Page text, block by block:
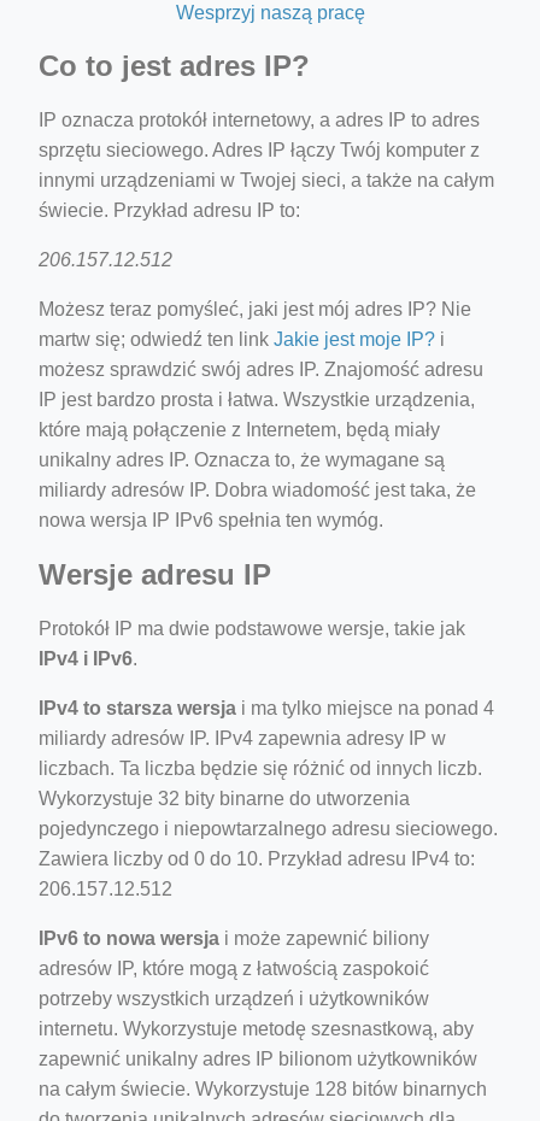
Wesprzyj naszą pracę
Co to jest adres IP?
IP oznacza protokół internetowy, a adres IP to adres
sprzętu sieciowego. Adres IP łączy Twój komputer z
innymi urządzeniami w Twojej sieci, a także na całym
świecie. Przykład adresu IP to:
206.157.12.512
Możesz teraz pomyśleć, jaki jest mój adres IP? Nie
martw się; odwiedź ten link Jakie jest moje IP? i
możesz sprawdzić swój adres IP. Znajomość adresu
IP jest bardzo prosta i łatwa. Wszystkie urządzenia,
które mają połączenie z Internetem, będą miały
unikalny adres IP. Oznacza to, że wymagane są
miliardy adresów IP. Dobra wiadomość jest taka, że ​​
nowa wersja IP IPv6 spełnia ten wymóg.
Wersje adresu IP
Protokół IP ma dwie podstawowe wersje, takie jak
IPv4 i IPv6.
IPv4 to starsza wersja i ma tylko miejsce na ponad 4
miliardy adresów IP. IPv4 zapewnia adresy IP w
liczbach. Ta liczba będzie się różnić od innych liczb.
Wykorzystuje 32 bity binarne do utworzenia
pojedynczego i niepowtarzalnego adresu sieciowego.
Zawiera liczby od 0 do 10. Przykład adresu IPv4 to:
206.157.12.512
IPv6 to nowa wersja i może zapewnić biliony
adresów IP, które mogą z łatwością zaspokoić
potrzeby wszystkich urządzeń i użytkowników
internetu. Wykorzystuje metodę szesnastkową, aby
zapewnić unikalny adres IP bilionom użytkowników
na całym świecie. Wykorzystuje 128 bitów binarnych